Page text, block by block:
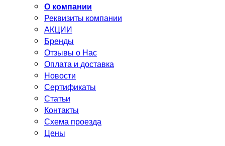
О компании
Реквизиты компании
АКЦИИ
Бренды
Отзывы о Нас
Оплата и доставка
Новости
Сертификаты
Статьи
Контакты
Схема проезда
Цены